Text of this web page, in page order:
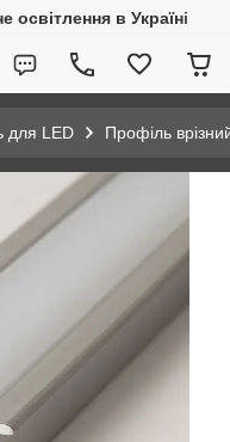
освітлення в Україні
для LED Профіль